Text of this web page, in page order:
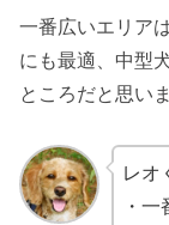
一番広いエリア
にも最適、中型
ところだと思い
レオ
・